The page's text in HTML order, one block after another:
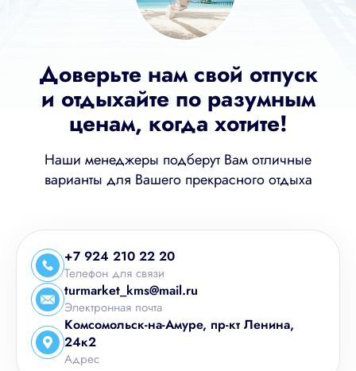
Доверьте нам свой отпуск
и отдыхайте по разумным
ценам, когда хотите!
Наши менеджеры подберут Вам отличные
варианты для Вашего прекрасного отдыха
+7 924 210 22 20
Телефон для связи
turmarket_kms@mail.ru
Электронная почта
Комсомольск-на-Амуре, пр-кт Ленина,
24к2
Адрес